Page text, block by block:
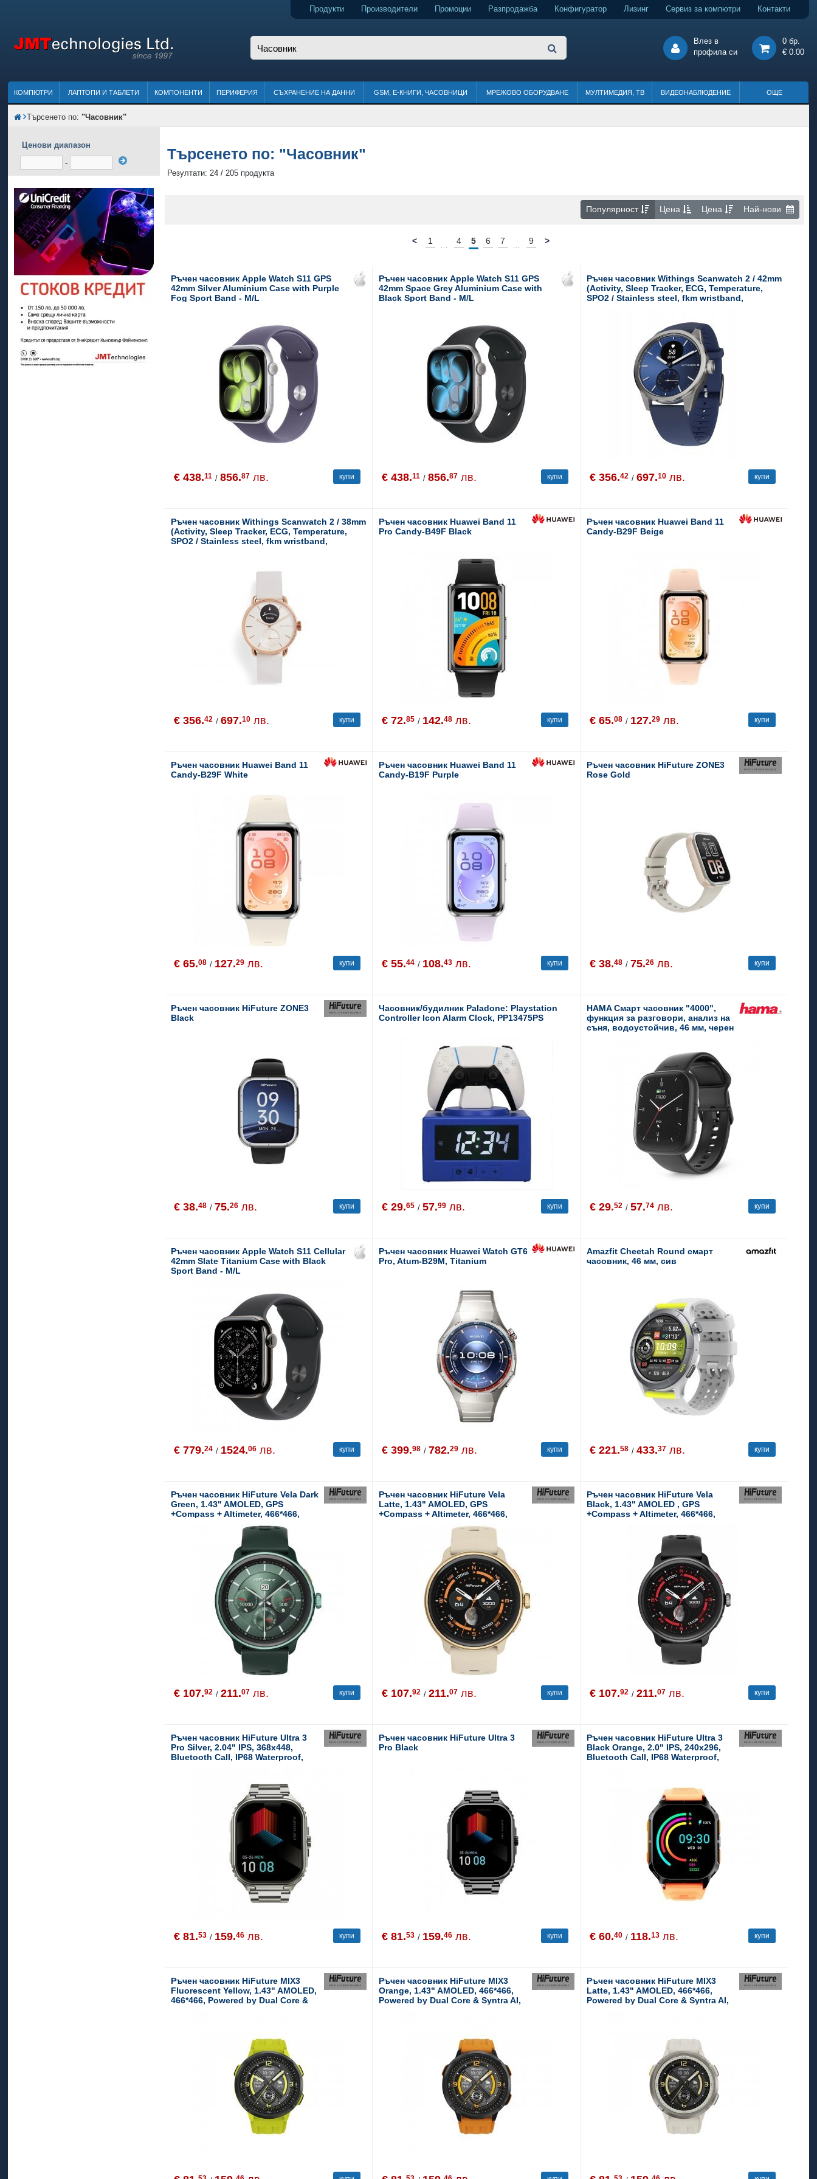
Продукти Производители Промоции Разпродажба Конфигуратор Лизинг Сервиз за компютри Контакти
Влез в
профила си
0 бр.
€ 0.00
КОМПЮТРИ ЛАПТОПИ И ТАБЛЕТИ КОМПОНЕНТИ ПЕРИФЕРИЯ СЪХРАНЕНИЕ НА ДАННИ GSM, Е-КНИГИ, ЧАСОВНИЦИ МРЕЖОВО ОБОРУДВАНЕ МУЛТИМЕДИЯ, ТВ ВИДЕОНАБЛЮДЕНИЕ ОЩЕ
Търсенето по: "Часовник"
Ценови диапазон
-
Търсенето по: "Часовник"
Резултати: 24 / 205 продукта
Популярност Цена Цена Най-нови
< 1 4 5 6 7 9 >
Ръчен часовник Apple Watch S11 GPS
42mm Silver Aluminium Case with Purple
Fog Sport Band - M/L
€ 438.11 /856.87 лв. купи
Ръчен часовник Apple Watch S11 GPS
42mm Space Grey Aluminium Case with
Black Sport Band - M/L
€ 438.11 /856.87 лв. купи
Ръчен часовник Withings Scanwatch 2 / 42mm
(Activity, Sleep Tracker, ECG, Temperature,
SPO2 / Stainless steel, fkm wristband,
€ 356.42 / 697.10 лв. купи
Ръчен часовник Withings Scanwatch 2 / 38mm
(Activity, Sleep Tracker, ECG, Temperature,
SPO2 / Stainless steel, fkm wristband,
€ 356.42 /697.10 лв. купи
Ръчен часовник Huawei Band 11
Pro Candy-B49F Black
€ 72.85 / 142.48 лв. купи
Ръчен часовник Huawei Band 11
Candy-B29F Beige
€ 65.08 / 127.29 лв. купи
Ръчен часовник Huawei Band 11
Candy-B29F White
€ 65.08 / 127.29 лв. купи
Ръчен часовник Huawei Band 11
Candy-B19F Purple
€ 55.44 / 108.43 лв. купи
Ръчен часовник HiFuture ZONE3
Rose Gold
€ 38.48 / 75.26 лв. купи
Ръчен часовник HiFuture ZONE3
Black
€ 38.48 / 75.26 лв. купи
Часовник/будилник Paladone: Playstation
Controller Icon Alarm Clock, PP13475PS
€ 29.65 /57.99 лв. купи
HAMA Смарт часовник "4000",
функция за разговори, анализ на
съня, водоустойчив, 46 мм, черен
€ 29.52 / 57.74 лв. купи
Ръчен часовник Apple Watch S11 Cellular
42mm Slate Titanium Case with Black
Sport Band - M/L
€ 779.24 / 1524.06 лв. купи
Ръчен часовник Huawei Watch GT6
Pro, Atum-B29M, Titanium
€ 399.98 / 782.29 лв. купи
Amazfit Cheetah Round смарт
часовник, 46 мм, сив
€ 221.58 / 433.37 лв. купи
Ръчен часовник HiFuture Vela Dark
Green, 1.43" AMOLED, GPS
+Compass + Altimeter, 466*466,
Support Local Music(100M Space),
Support AI Coach for Training,
Powered by Dual Core, Bluetooth
Call, 5ATM Waterproof, 24/7 True
Heart Rate & Blood, Oxygen Sensor,
Up to 10 days
€ 107.92 /211.07 лв. купи
Ръчен часовник HiFuture Vela
Latte, 1.43" AMOLED, GPS
+Compass + Altimeter, 466*466,
Support AI Coach for Training,
Call, 5ATM Waterproof, 24/7 True
Heart Rate & Blood, Oxygen Sensor,
Up to 10 days daily
€ 107.92 /211.07 лв. купи
Ръчен часовник HiFuture Vela
Black, 1.43" AMOLED , GPS
+Compass + Altimeter, 466*466,
Support AI Coach for Training,
Powered by Dual Core, Bluetooth
Call, 5ATM Waterproof, 24/7 True
Heart Rate & Blood, Oxygen Sensor,
Up to 10days daily
€ 107.92 / 211.07 лв. купи
Ръчен часовник HiFuture Ultra 3
Pro Silver, 2.04" IPS, 368x448,
Bluetooth Call, IP68 Waterproof,
use, 100+ Sports Mode
€ 81.53 / 159.46 лв. купи
Ръчен часовник HiFuture Ultra 3
Pro Black
€ 81.53 / 159.46 лв. купи
Ръчен часовник HiFuture Ultra 3
Black Orange, 2.0" IPS, 240x296,
Bluetooth Call, IP68 Waterproof,
use, 100+ Sports Mode
€ 60.40 / 118.13 лв. купи
Ръчен часовник HiFuture MIX3
Fluorescent Yellow, 1.43" AMOLED,
466*466, Powered by Dual Core &
Oxygen Sensor, Up to 10 days daily
Ръчен часовник HiFuture MIX3
Orange, 1.43" AMOLED, 466*466,
Powered by Dual Core & Syntra AI,
Up to 10 days daily use
Ръчен часовник HiFuture MIX3
Latte, 1.43" AMOLED, 466*466,
Powered by Dual Core & Syntra AI,
Up to 10 days daily use